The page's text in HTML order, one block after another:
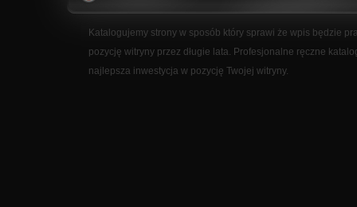
Katalogujemy strony w sposób który sprawi że wpis będzie
pozycję witryny przez długie lata. Profesjonalne ręczne
najlepsza inwestycja w pozycję Twojej witryny.